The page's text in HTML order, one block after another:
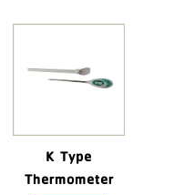
K Type
Thermometer